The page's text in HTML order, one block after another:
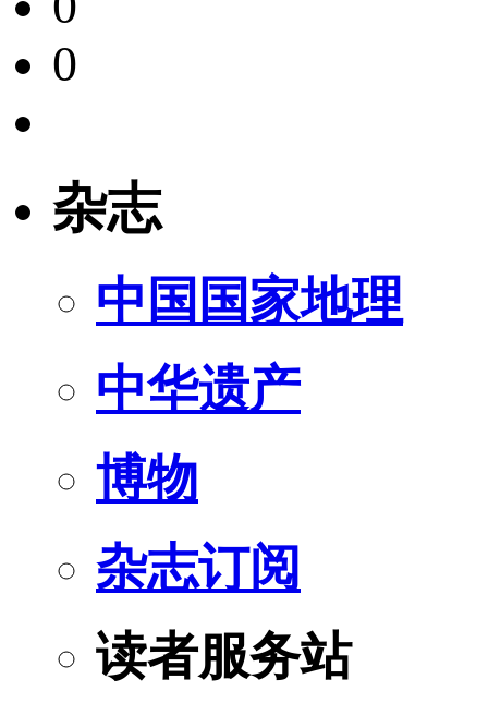
0
杂志
中国国家地理
中华遗产
博物
杂志订阅
读者服务站